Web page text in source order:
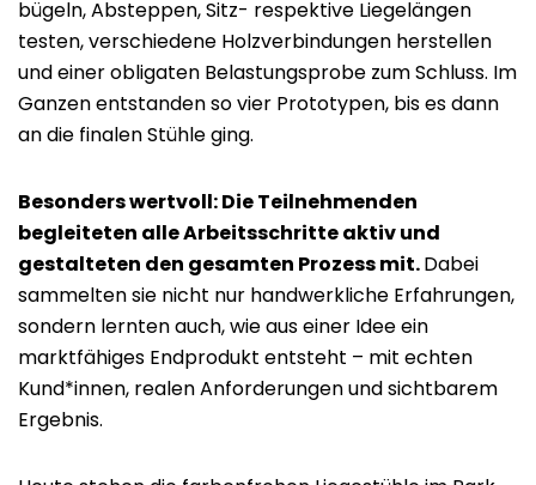
bügeln, Absteppen, Sitz- respektive Liegelängen
testen, verschiedene Holzverbindungen herstellen
und einer obligaten Belastungsprobe zum Schluss. Im
Ganzen entstanden so vier Prototypen, bis es dann
an die finalen Stühle ging.
Besonders wertvoll: Die Teilnehmenden
begleiteten alle Arbeitsschritte aktiv und
gestalteten den gesamten Prozess mit.Dabei
sammelten sie nicht nur handwerkliche Erfahrungen,
sondern lernten auch, wie aus einer Idee ein
marktfähiges Endprodukt entsteht – mit echten
Kund*innen, realen Anforderungen und sichtbarem
Ergebnis.